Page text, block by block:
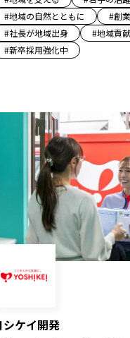
#地域の自然とともに #創
#社長が地域出身 #地域貢献
#新卒採用強化中
シケイ開発